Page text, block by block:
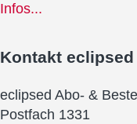
Infos...
Kontakt eclipsed
eclipsed Abo- &
Postfach 1331